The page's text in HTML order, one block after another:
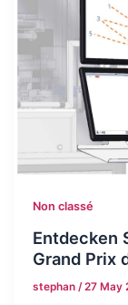
Non classé
Entdecken
Grand Prix
stephan/27 May